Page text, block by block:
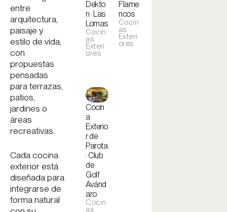
entre
arquitectura,
paisaje y
estilo de vida,
con
propuestas
pensadas
para terrazas,
patios,
jardines o
áreas
recreativas.
Cada cocina
exterior está
diseñada para
integrarse de
forma natural
Dekto
n · Las
Lomas
Cocin
as
Exteri
ores
Flame
ncos
Cocin
as
Exteri
ores
Cocin
a
Exterio
r de
Parota
· Club
de
Golf
Avánd
aro
Cocin
as